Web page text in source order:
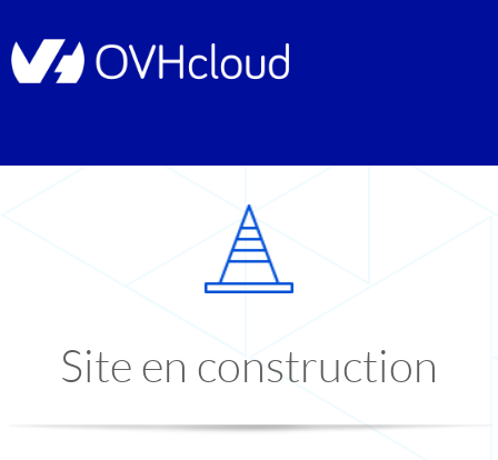
Site en construction